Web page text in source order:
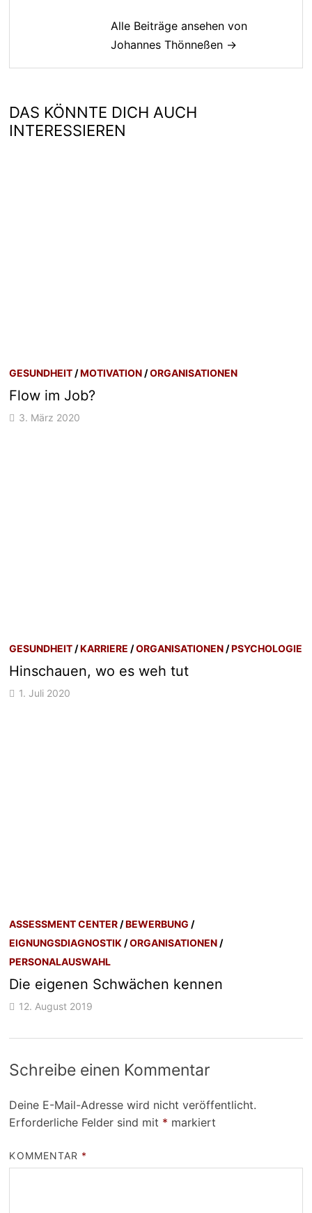
Alle Beiträge ansehen von
Johannes Thönneßen →
DAS KÖNNTE DICH AUCH
INTERESSIEREN
GESUNDHEIT /MOTIVATION /ORGANISATIONEN
Flow im Job?
3. März 2020
GESUNDHEIT /KARRIERE /ORGANISATIONEN /PSYCHOLOGIE
Hinschauen, wo es weh tut
1. Juli 2020
ASSESSMENT CENTER /BEWERBUNG /
EIGNUNGSDIAGNOSTIK /ORGANISATIONEN /
PERSONALAUSWAHL
Die eigenen Schwächen kennen
12. August 2019
Schreibe einen Kommentar
Deine E-Mail-Adresse wird nicht veröffentlicht.
Erforderliche Felder sind mit * markiert
KOMMENTAR *